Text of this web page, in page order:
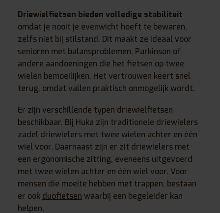
Driewielfietsen bieden volledige stabiliteit
omdat je nooit je evenwicht hoeft te bewaren,
zelfs niet bij stilstand. Dit maakt ze ideaal voor
senioren met balansproblemen, Parkinson of
andere aandoeningen die het fietsen op twee
wielen bemoeilijken. Het vertrouwen keert snel
terug, omdat vallen praktisch onmogelijk wordt.
Er zijn verschillende typen driewielfietsen
beschikbaar. Bij Huka zijn traditionele driewielers
zadel driewielers met twee wielen achter en één
wiel voor. Daarnaast zijn er zit driewielers met
een ergonomische zitting, eveneens uitgevoerd
met twee wielen achter en één wiel voor. Voor
mensen die moeite hebben met trappen, bestaan
er ook duofietsen waarbij een begeleider kan
helpen.